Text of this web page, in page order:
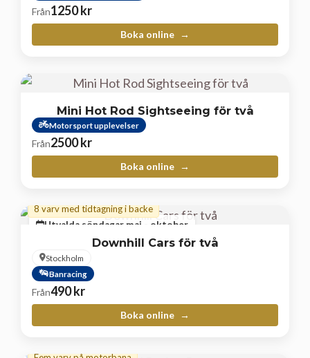
Från1250kr
Boka online
Mini Hot Rod Sightseeing för två
Motorsport upplevelser
Från2500kr
Boka online
Utvalda söndagar maj - oktober
8 varv med tidtagning i backe
Downhill Cars för två
Stockholm
Banracing
Från490kr
Boka online